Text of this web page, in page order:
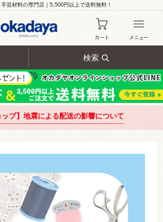
芸材料の専門店｜5,500円以上で送料無料！
検索
ップ】地震による配送の影響について